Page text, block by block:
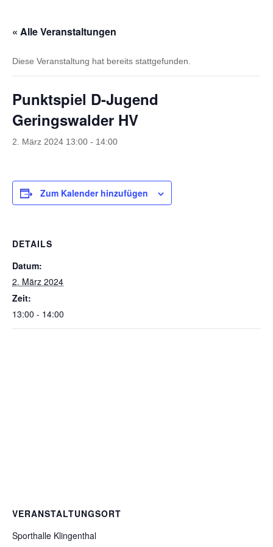
« Alle Veranstaltungen
Diese Veranstaltung hat bereits stattgefunden.
Punktspiel D-Jugend
Geringswalder HV
2. März 2024 13:00 - 14:00
Zum Kalender hinzufügen
DETAILS
Datum:
2. März 2024
Zeit:
13:00 - 14:00
VERANSTALTUNGSORT
Sporthalle Klingenthal